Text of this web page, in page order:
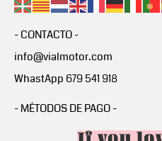
- CONTACTO -
info@vialmotor.com
WhastApp 679 541 918
- MÉTODOS DE PAGO -